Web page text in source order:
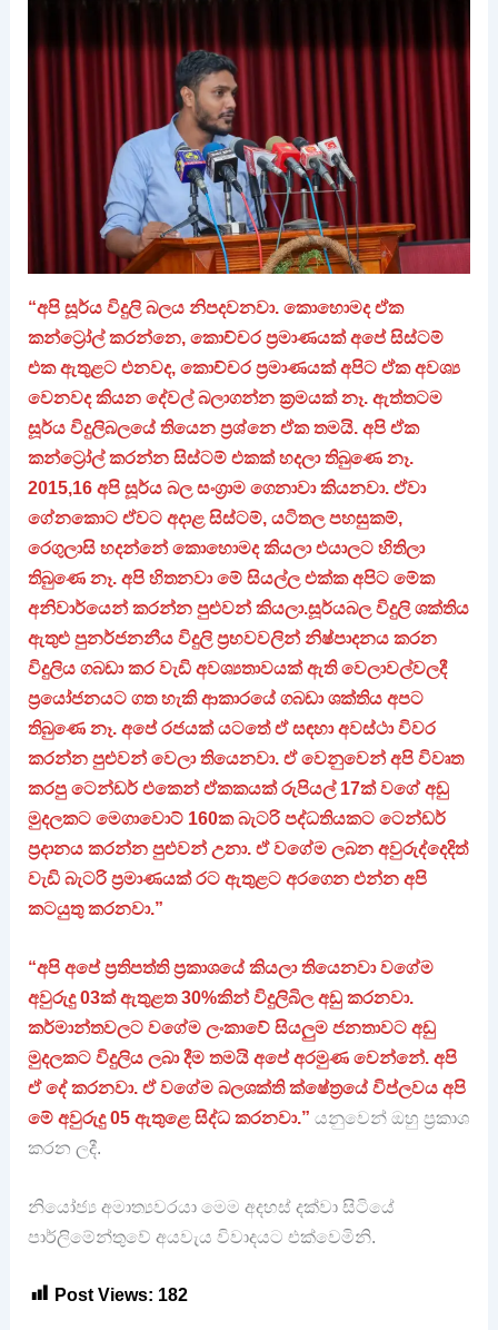
“අපි සූර්ය විදුලි බලය නිපදවනවා. කොහොමද ඒක
කන්ට්‍රෝල් කරන්නෙ, කොච්චර ප්‍රමාණයක් අපේ සිස්ටම්
එක ඇතුළට එනවද, කොච්චර ප්‍රමාණයක් අපිට ඒක අවශ්‍ය
වෙනවද කියන දේවල් බලාගන්න ක්‍රමයක් නෑ. ඇත්තටම
සූර්ය විදුලිබලයේ තියෙන ප්‍රශ්නෙ ඒක තමයි. අපි ඒක
කන්ට්‍රෝල් කරන්න සිස්ටම් එකක් හදලා තිබුණෙ නෑ.
2015,16 අපි සූර්ය බල සංග්‍රාම ගෙනාවා කියනවා. ඒවා
ගේනකොට ඒවට අදාළ සිස්ටම්, යටිතල පහසුකම්,
රෙගුලාසි හදන්නේ කොහොමද කියලා එයාලට හිතිලා
තිබුණෙ නෑ. අපි හිතනවා මේ සියල්ල එක්ක අපිට මේක
අනිවාර්යෙන් කරන්න පුළුවන් කියලා.සූර්යබල විදුලි ශක්තිය
ඇතුළු පුනර්ජනනීය විදුලි ප්‍රභවවලින් නිෂ්පාදනය කරන
විදුලිය ගබඩා කර වැඩි අවශ්‍යතාවයක් ඇති වෙලාවල්වලදී
ප්‍රයෝජනයට ගත හැකි ආකාරයේ ගබඩා ශක්තිය අපට
තිබුණෙ නෑ. අපේ රජයක් යටතේ ඒ සඳහා අවස්ථා විවර
කරන්න පුළුවන් වෙලා තියෙනවා. ඒ වෙනුවෙන් අපි විවෘත
කරපු ටෙන්ඩර් එකෙන් ඒකකයක් රුපියල් 17ක් වගේ අඩු
මුදලකට මෙගාවොට් 160ක බැටරි පද්ධතියකට ටෙන්ඩර්
ප්‍රදානය කරන්න පුළුවන් උනා. ඒ වගේම ලබන අවුරුද්දෙදිත්
වැඩි බැටරි ප්‍රමාණයක් රට ඇතුළට අරගෙන එන්න අපි
කටයුතු කරනවා.”
“අපි අපේ ප්‍රතිපත්ති ප්‍රකාශයේ කියලා තියෙනවා වගේම
අවුරුදු 03ක් ඇතුළත 30%කින් විදුලිබිල අඩු කරනවා.
කර්මාන්තවලට වගේම ලංකාවේ සියලුම ජනතාවට අඩු
මුදලකට විදුලිය ලබා දීම තමයි අපේ අරමුණ වෙන්නේ. අපි
ඒ දේ කරනවා. ඒ වගේම බලශක්ති ක්ෂේත්‍රයේ විප්ලවය අපි
මේ අවුරුදු 05 ඇතුළෙ සිද්ධ කරනවා.” යනුවෙන් ඔහු ප්‍රකාශ
කරන ලදී.
නියෝජ්‍ය අමාත්‍යවරයා මෙම අදහස් දක්වා සිටියේ
පාර්ලිමේන්තුවේ අයවැය විවාදයට එක්වෙමිනි.
Post Views: 182